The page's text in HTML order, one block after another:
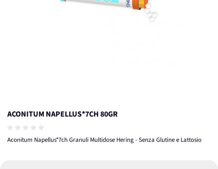
ACONITUM NAPELLUS*7CH 80GR
Aconitum Napellus*7ch Granuli Multidose Hering - Senza Glutine e Lattosio